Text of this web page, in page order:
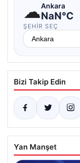
☁Ankara
NaN°C
ŞEHIR SEÇ
Bizi Takip Edin
Yan Manşet